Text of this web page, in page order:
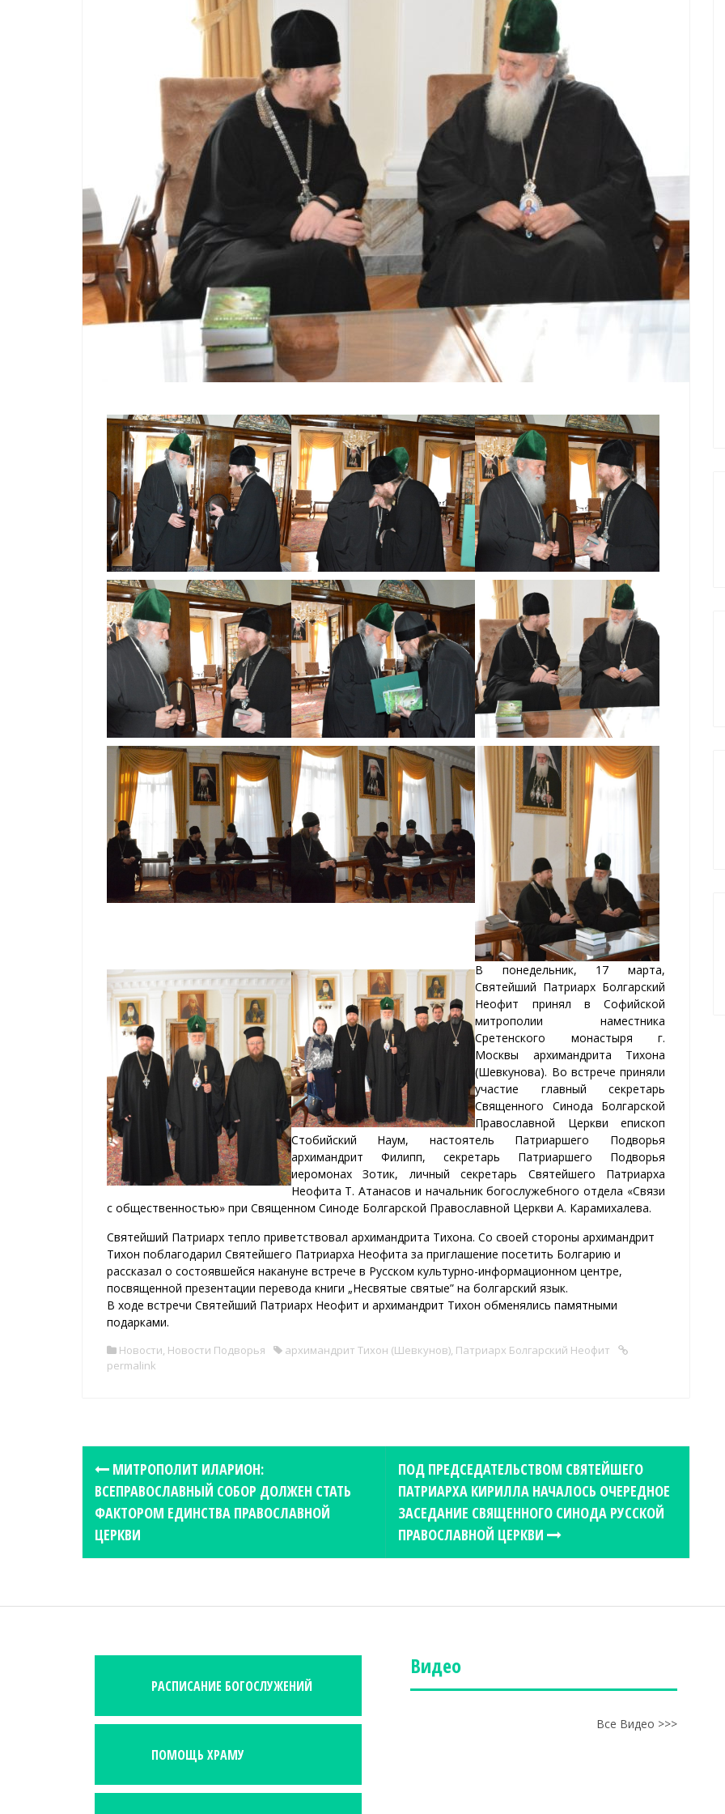
В понедельник, 17 марта,
Святейший Патриарх Болгарский
Неофит принял в Софийской
митрополии наместника
Сретенского монастыря г.
Москвы архимандрита Тихона
(Шевкунова). Во встрече приняли
участие главный секретарь
Священного Синода Болгарской
Православной Церкви епископ
Стобийский Наум, настоятель Патриаршего Подворья
архимандрит Филипп, секретарь Патриаршего Подворья
иеромонах Зотик, личный секретарь Святейшего Патриарха
Неофита Т. Атанасов и начальник богослужебного отдела «Связи
с общественностью» при Священном Синоде Болгарской Православной Церкви А. Карамихалева.
Святейший Патриарх тепло приветствовал архимандрита Тихона. Со своей стороны архимандрит
Тихон поблагодарил Святейшего Патриарха Неофита за приглашение посетить Болгарию и
рассказал о состоявшейся накануне встрече в Русском культурно-информационном центре,
посвященной презентации перевода книги „Несвятые святые” на болгарский язык.
В ходе встречи Святейший Патриарх Неофит и архимандрит Тихон обменялись памятными
подарками.
Новости, Новости Подворья архимандрит Тихон (Шевкунов), Патриарх Болгарский Неофит
permalink
n
v
МИТРОПОЛИТ ИЛАРИОН:
ВСЕПРАВОСЛАВНЫЙ СОБОР ДОЛЖЕН СТАТЬ
ФАКТОРОМ ЕДИНСТВА ПРАВОСЛАВНОЙ
ЦЕРКВИ
ПОД ПРЕДСЕДАТЕЛЬСТВОМ СВЯТЕЙШЕГО
ПАТРИАРХА КИРИЛЛА НАЧАЛОСЬ ОЧЕРЕДНОЕ
ЗАСЕДАНИЕ СВЯЩЕННОГО СИНОДА РУССКОЙ
ПРАВОСЛАВНОЙ ЦЕРКВИ
РАСПИСАНИЕ БОГОСЛУЖЕНИЙ
ПОМОЩЬ ХРАМУ
Видео
Все Видео >>>